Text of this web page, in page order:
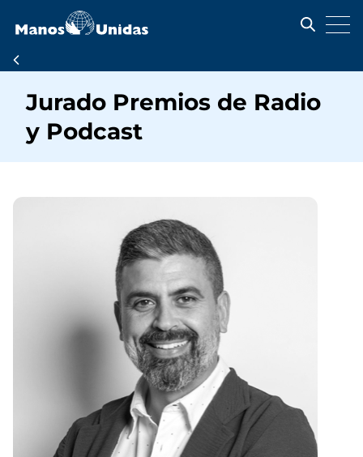
contenido
principal
Ruta
de
navegación
Jurado Premios de Radio
y Podcast